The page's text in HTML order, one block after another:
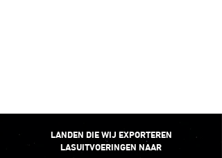
LANDEN DIE WIJ EXPORTEREN
LASUITVOERINGEN NAAR